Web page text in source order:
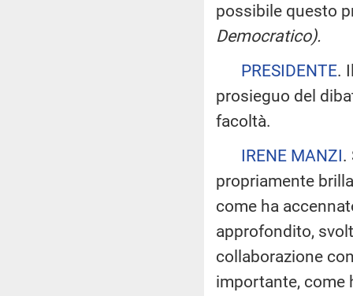
possibile questo
Democratico).
PRESIDENTE.
prosieguo del
facoltà.
IRENE MANZI.
propriamente
come ha
approfondito,
collaborazione
importante, come